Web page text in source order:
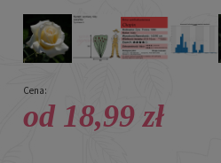
Cena:
od 18,99 zł